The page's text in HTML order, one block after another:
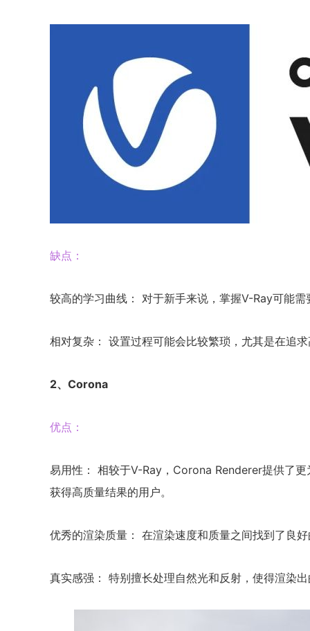
缺点：
较高的学习曲线： 对于新手来说，掌握V-Ray可能
相对复杂： 设置过程可能会比较繁琐，尤其是在追
2、Corona
优点：
易用性： 相较于V-Ray，Corona Renderer提供了
获得高质量结果的用户。
优秀的渲染质量： 在渲染速度和质量之间找到了良
真实感强： 特别擅长处理自然光和反射，使得渲染